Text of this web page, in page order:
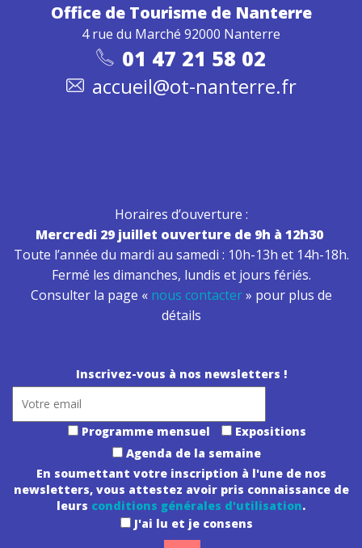
Office de Tourisme de Nanterre
4 rue du Marché 92000 Nanterre
01 47 21 58 02
accueil@ot-nanterre.fr
Horaires d’ouverture :
Mercredi 29 juillet ouverture de 9h à 12h30
Toute l’année du mardi au samedi : 10h-13h et 14h-18h.
Fermé les dimanches, lundis et jours fériés.
Consulter la page « nous contacter» pour plus de
détails
Inscrivez-vous à nos newsletters !
Programme mensuel
Expositions
Agenda de la semaine
En soumettant votre inscription à l'une de nos
newsletters, vous attestez avoir pris connaissance de
leurs conditions générales d'utilisation.
J'ai lu et je consens